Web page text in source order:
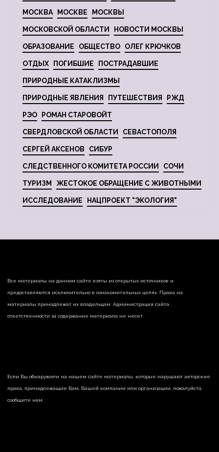
МОСКВА МОСКВЕ МОСКВЫ
МОСКОВСКОЙ ОБЛАСТИ НОВОСТИ МОСКВЫ
ОБРАЗОВАНИЕ ОБЩЕСТВО ОЛЕГ КРЮЧКОВ
ОТДЫХ ПОГИБШИЕ ПОСТРАДАВШИЕ
ПРИРОДНЫЕ КАТАКЛИЗМЫ
ПРИРОДНЫЕ ЯВЛЕНИЯ ПУТЕШЕСТВИЯ РЖД
РЭО РОМАН СТАРОВОЙТ
СВЕРДЛОВСКОЙ ОБЛАСТИ СЕВАСТОПОЛЯ
СЕРГЕЙ АКСЕНОВ СИБУР
СЛЕДСТВЕННОГО КОМИТЕТА РОССИИ СОЧИ
ТУРИЗМ ЖЕСТОКОЕ ОБРАЩЕНИЕ С ЖИВОТНЫМИ
ИССЛЕДОВАНИЕ НАЦПРОЕКТ "ЭКОЛОГИЯ"
Все материалы на данном сайте взяты из открытых источников и
предоставляются исключительно в ознакомительных целях. Права на
материалы принадлежат их владельцам. Администрация сайта
ответственности за содержание материала не несет.
Если Вы обнаружили на нашем сайте материалы, которые нарушают авторские
права, принадлежащие Вам, Вашей компании или организации, пожалуйста,
сообщите нам.